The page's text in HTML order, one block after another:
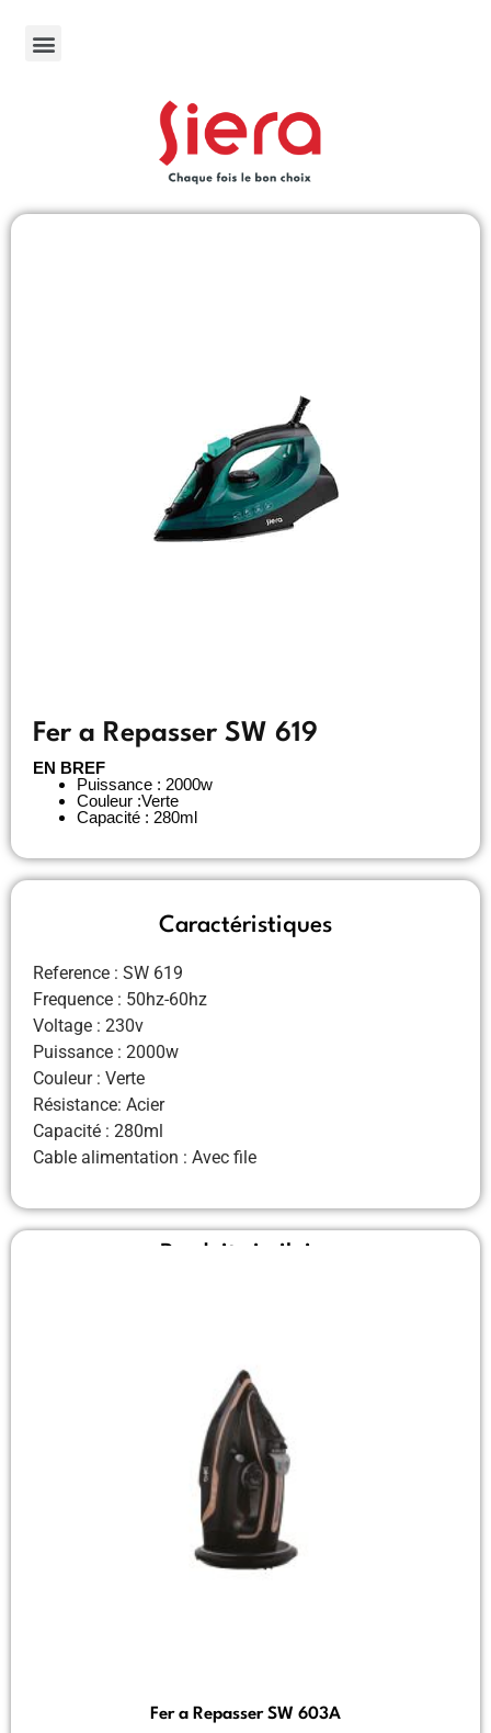
Fer a Repasser SW 619
EN BREF
Puissance : 2000w
Couleur :Verte
Capacité : 280ml
Caractéristiques
Reference : SW 619
Frequence : 50hz-60hz
Voltage : 230v
Puissance : 2000w
Couleur : Verte
Résistance: Acier
Capacité : 280ml
Cable alimentation : Avec file
Fer a Repasser SW 603A